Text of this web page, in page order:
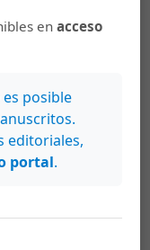
tradición e
de esta figura
los ojos
y `dramático
cuentos de
enacceso
posible
editoriales,
portal.